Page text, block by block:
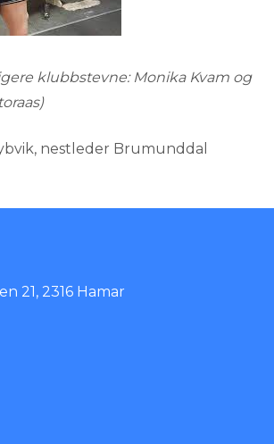
klubbstevne: Monika Kvam og
nestleder Brumunddal
21, 2316 Hamar